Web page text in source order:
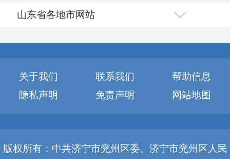
山东省各地市网站
关于我们 联系我们
帮助信息
隐私声明
免责声明 网站地图
版权所有：中共济宁市兖州区委、济宁市兖州区人民